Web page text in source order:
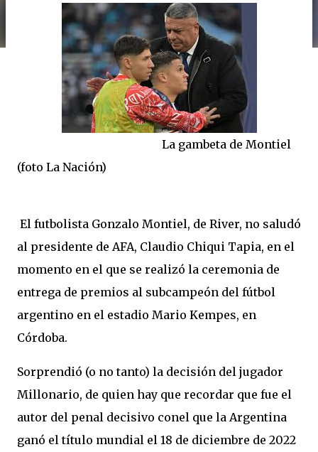
La gambeta de Montiel
(foto La Nación)
El futbolista Gonzalo Montiel, de River, no saludó
al presidente de AFA, Claudio Chiqui Tapia, en el
momento en el que se realizó la ceremonia de
entrega de premios al subcampeón del fútbol
argentino en el estadio Mario Kempes, en
Córdoba.
Sorprendió (o no tanto) la decisión del jugador
Millonario, de quien hay que recordar que fue el
autor del penal decisivo conel que la Argentina
ganó el título mundial el 18 de diciembre de 2022